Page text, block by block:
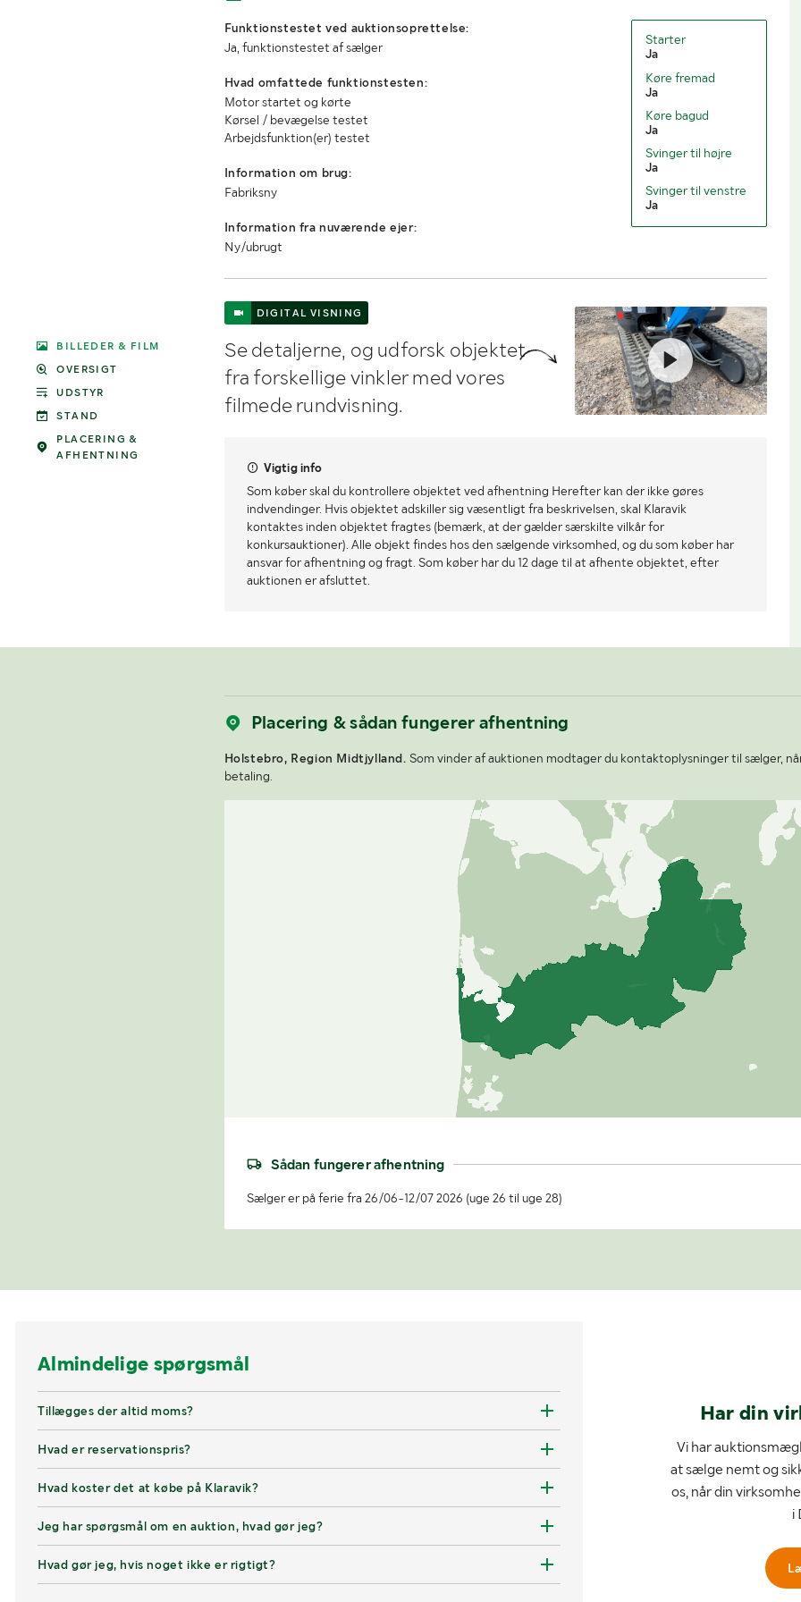
BILLEDER & FILM
OVERSIGT
UDSTYR
STAND
PLACERING &
AFHENTNING
Funktionstestet ved auktionsoprettelse:
Ja, funktionstestet af sælger
Hvad omfattede funktionstesten:
Motor startet og kørte
Kørsel / bevægelse testet
Arbejdsfunktion(er) testet
Information om brug:
Fabriksny
Information fra nuværende ejer:
Ny/ubrugt
Starter
Ja
Køre fremad
Ja
Køre bagud
Ja
Svinger til højre
Ja
Svinger til venstre
Ja
DIGITAL VISNING
Se detaljerne, og udforsk objektet
fra forskellige vinkler med vores
filmede rundvisning.
Vigtig info
Som køber skal du kontrollere objektet ved afhentning Herefter kan der ikke gøres
indvendinger. Hvis objektet adskiller sig væsentligt fra beskrivelsen, skal Klaravik
kontaktes inden objektet fragtes (bemærk, at der gælder særskilte vilkår for
konkursauktioner). Alle objekt findes hos den sælgende virksomhed, og du som køber har
ansvar for afhentning og fragt. Som køber har du 12 dage til at afhente objektet, efter
auktionen er afsluttet.
Placering & sådan fungerer afhentning
Holstebro, Region Midtjylland. Som vinder af auktionen modtager du kontaktoplysninger til sælger,
betaling.
Sådan fungerer afhentning
Sælger er på ferie fra 26/06-12/07 2026 (uge 26 til uge 28)
Almindelige spørgsmål
Tillægges der altid moms?
Hvad er reservationspris?
Hvad koster det at købe på Klaravik?
Jeg har spørgsmål om en auktion, hvad gør jeg?
Hvad gør jeg, hvis noget ikke er rigtigt?
Har din
Vi har
at sælge nemt og
os, når din
i